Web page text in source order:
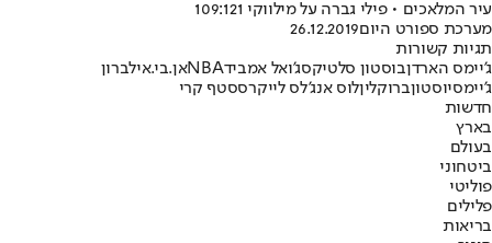
עיר המלאכים • פילי גברה על מילווקי 109:121
מערכת ספורט היום26.12.2019
תגיות קשורות
ג'יימס הארדןבוסטון סלטיקסג'ואל אמבידNBAאן.בי.אילברון
ג'יימסיוסטוןברוקליןלוס אנג'לס לייקרססטף קרי
חדשות
בארץ
בעולם
ביטחוני
פוליטי
פלילים
בריאות